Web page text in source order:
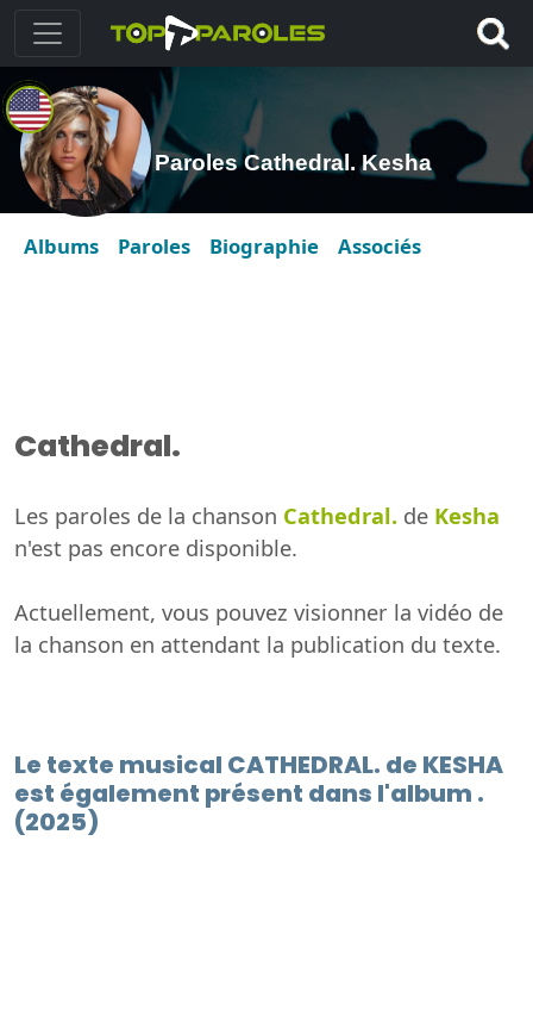
Paroles Cathedral. Kesha
Albums Paroles Biographie Associés
Cathedral.
Les paroles de la chanson Cathedral. de Kesha
n'est pas encore disponible.
Actuellement, vous pouvez visionner la vidéo de
la chanson en attendant la publication du texte.
Le texte musical CATHEDRAL. de KESHA
est également présent dans l'album .
(2025)